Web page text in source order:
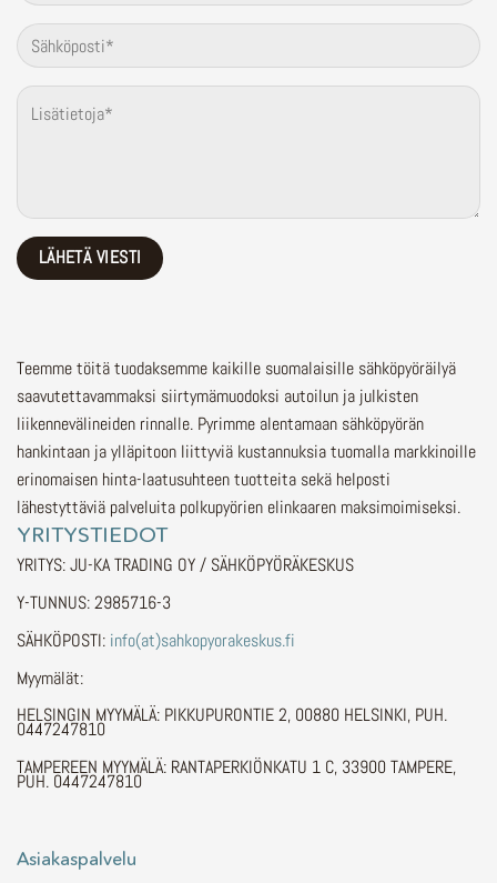
Teemme töitä tuodaksemme kaikille suomalaisille sähköpyöräilyä
saavutettavammaksi siirtymämuodoksi autoilun ja julkisten
liikennevälineiden rinnalle. Pyrimme alentamaan sähköpyörän
hankintaan ja ylläpitoon liittyviä kustannuksia tuomalla markkinoille
erinomaisen hinta-laatusuhteen tuotteita sekä helposti
lähestyttäviä palveluita polkupyörien elinkaaren maksimoimiseksi.
YRITYSTIEDOT
YRITYS: JU-KA TRADING OY / SÄHKÖPYÖRÄKESKUS
Y-TUNNUS: 2985716-3
SÄHKÖPOSTI: info(at)sahkopyorakeskus.fi
Myymälät:
HELSINGIN MYYMÄLÄ: PIKKUPURONTIE 2, 00880 HELSINKI, PUH.
0447247810
TAMPEREEN MYYMÄLÄ: RANTAPERKIÖNKATU 1 C, 33900 TAMPERE,
PUH. 0447247810
Asiakaspalvelu